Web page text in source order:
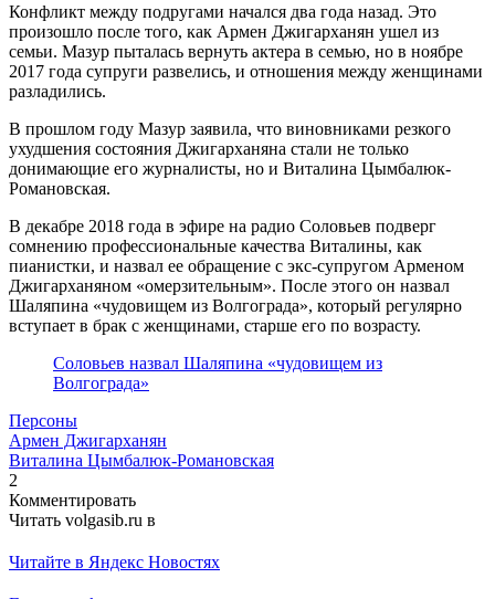
Конфликт между подругами начался два года назад. Это
произошло после того, как Армен Джигарханян ушел из
семьи. Мазур пыталась вернуть актера в семью, но в ноябре
2017 года супруги развелись, и отношения между женщинами
разладились.
В прошлом году Мазур заявила, что виновниками резкого
ухудшения состояния Джигарханяна стали не только
донимающие его журналисты, но и Виталина Цымбалюк-
Романовская.
В декабре 2018 года в эфире на радио Соловьев подверг
сомнению профессиональные качества Виталины, как
пианистки, и назвал ее обращение с экс-супругом Арменом
Джигарханяном «омерзительным». После этого он назвал
Шаляпина «чудовищем из Волгограда», который регулярно
вступает в брак с женщинами, старше его по возрасту.
Соловьев назвал Шаляпина «чудовищем из
Волгограда»
Персоны
Армен Джигарханян
Виталина Цымбалюк-Романовская
2
Комментировать
Читать volgasib.ru в
Читайте в Яндекс Новостях